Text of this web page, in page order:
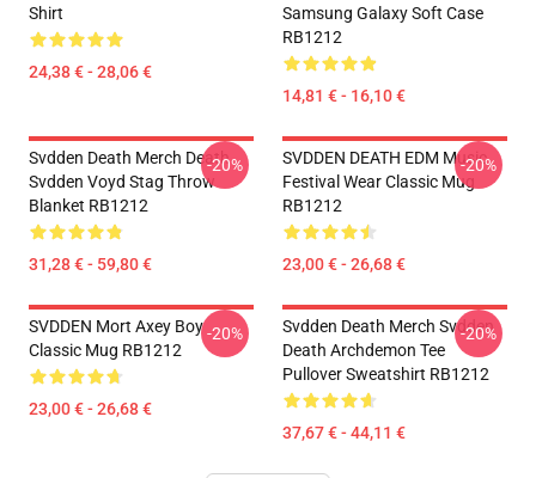
Shirt
24,38 € - 28,06 €
Samsung Galaxy Soft Case
RB1212
14,81 € - 16,10 €
Svdden Death Merch Death
Svdden Voyd Stag Throw
Blanket RB1212
31,28 € - 59,80 €
-20%
SVDDEN DEATH EDM Music
Festival Wear Classic Mug
RB1212
23,00 € - 26,68 €
-20%
SVDDEN Mort Axey Boy
Classic Mug RB1212
23,00 € - 26,68 €
-20%
Svdden Death Merch Svdden
Death Archdemon Tee
Pullover Sweatshirt RB1212
37,67 € - 44,11 €
-20%